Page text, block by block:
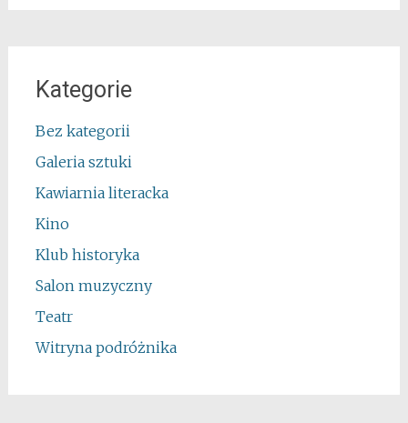
Kategorie
Bez kategorii
Galeria sztuki
Kawiarnia literacka
Kino
Klub historyka
Salon muzyczny
Teatr
Witryna podróżnika